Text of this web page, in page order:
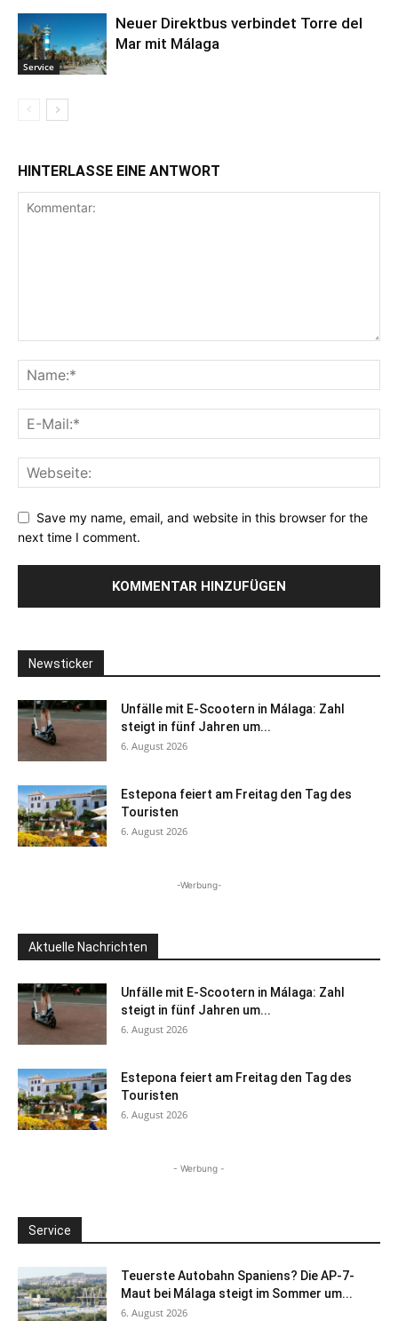
Service
Neuer Direktbus verbindet Torre del
Mar mit Málaga
HINTERLASSE EINE ANTWORT
Save my name, email, and website in this browser for the
next time I comment.
Newsticker
Unfälle mit E-Scootern in Málaga: Zahl
steigt in fünf Jahren um...
6. August 2026
Estepona feiert am Freitag den Tag des
Touristen
6. August 2026
-Werbung-
Aktuelle Nachrichten
Unfälle mit E-Scootern in Málaga: Zahl
steigt in fünf Jahren um...
6. August 2026
Estepona feiert am Freitag den Tag des
Touristen
6. August 2026
- Werbung -
Service
Teuerste Autobahn Spaniens? Die AP-7-
Maut bei Málaga steigt im Sommer um...
6. August 2026